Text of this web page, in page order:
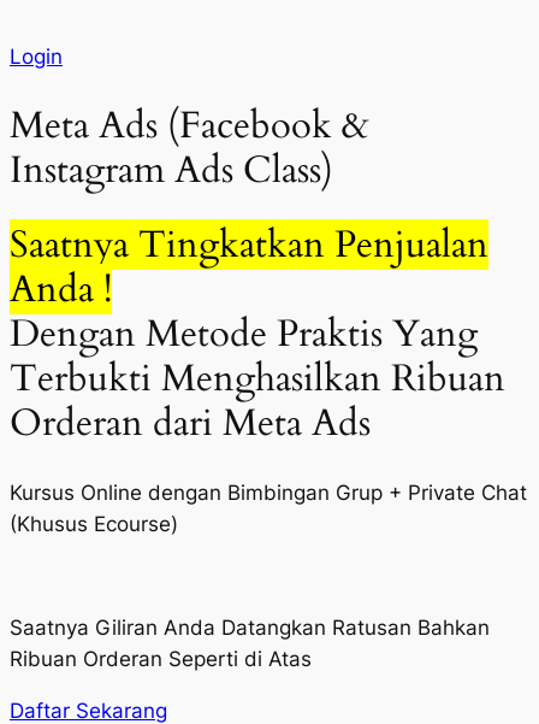
Login
Meta Ads (Facebook &
Instagram Ads Class)
Saatnya Tingkatkan Penjualan
Anda !
Dengan Metode Praktis Yang
Terbukti Menghasilkan Ribuan
Orderan dari Meta Ads
Kursus Online dengan Bimbingan Grup + Private Chat
(Khusus Ecourse)
Saatnya Giliran Anda Datangkan Ratusan Bahkan
Ribuan Orderan Seperti di Atas
Daftar Sekarang
Facebook dan Instagram Ads
45 menit lalu